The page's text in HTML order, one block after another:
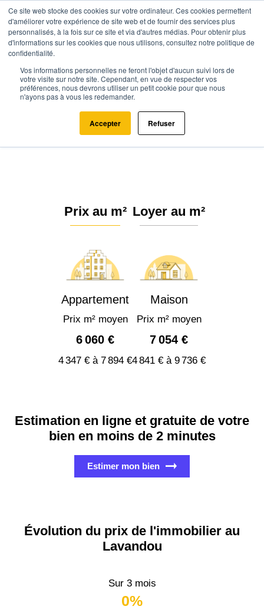
Ce site web stocke des cookies sur votre ordinateur. Ces cookies permettent
d'améliorer votre expérience de site web et de fournir des services plus
personnalisés, à la fois sur ce site et via d'autres médias. Pour obtenir plus
d'informations sur les cookies que nous utilisons, consultez notre politique de
confidentialité.
Vos informations personnelles ne feront l'objet d'aucun suivi lors de
votre visite sur notre site. Cependant, en vue de respecter vos
préférences, nous devrons utiliser un petit cookie pour que nous
n'ayons pas à vous les redemander.
Accepter Refuser
Agence.immo Prix immobilier Provence-Alpes-Côte d'Azur Var
Le Lavandou (83980)
Estimation immobilière au
Lavandou : Prix m² 2026
Prix au m²
Appartement
Prix m² moyen
6 060 €
4 347 € à 7 894 €
Loyer au m²
Maison
Prix m² moyen
7 054 €
4 841 € à 9 736 €
Estimation en ligne et gratuite de votre
bien en moins de 2 minutes
Estimer mon bien
Évolution du prix de l'immobilier au
Lavandou
Sur 3 mois
0%